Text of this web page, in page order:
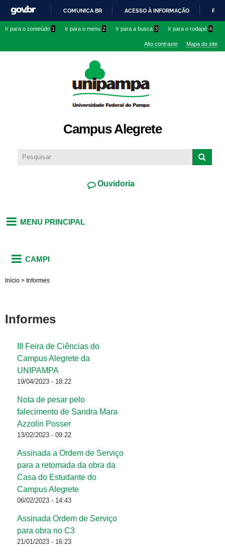
conteúdo
IR
O
COMUNICA BR ACESSO À INFORMAÇÃO
Ir para o conteúdo 1 Ir para o menu 2 Ir para a busca 3 Ir para o rodapé 4
Alto contraste Mapa do site
Campus Alegrete
Ouvidoria
MENU PRINCIPAL
CAMPI
Início > Informes
Informes
III Feira de Ciências do
Campus Alegrete da
UNIPAMPA
19/04/2023 - 18:22
Nota de pesar pelo
falecimento de Sandra Mara
Azzolin Posser
13/02/2023 - 09:22
Assinada a Ordem de Serviço
para a retomada da obra da
Casa do Estudante do
Campus Alegrete
06/02/2023 - 14:43
Assinada Ordem de Serviço
para obra no C3
21/01/2023 - 16:23
Páginas